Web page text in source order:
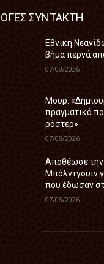
ΣΥΝΤΑΚΤΗ
Εθνική
βήμα περνά
07/08/2026
Μουρ:
πραγματικά
ρόστερ»
07/08/2026
Aποθέωσε την
Μπόλντγουιν
που έδωσαν
07/08/2026